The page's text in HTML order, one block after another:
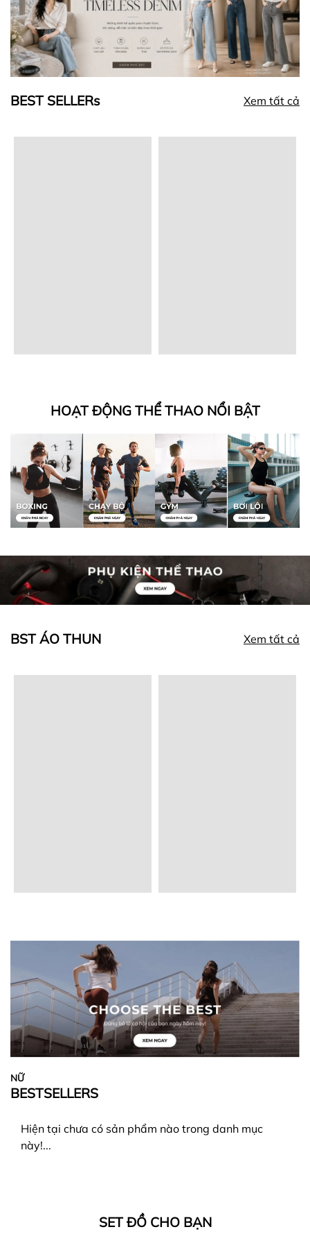
BEST SELLERs Xem tất cả
HOẠT ĐỘNG THỂ THAO NỔI BẬT
BST ÁO THUN Xem tất cả
NỮ
BESTSELLERS
Hiện tại chưa có sản phẩm nào trong danh mục
này!...
SET ĐỒ CHO BẠN